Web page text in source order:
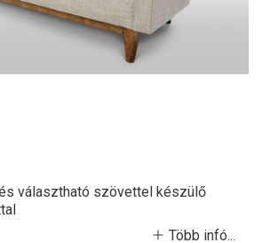
választható szövettel készülő
Több infó...